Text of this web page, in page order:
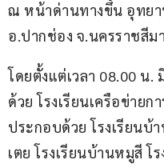
ณ หน้าด่านทางขึ้น อุทย
อ.ปากช่อง จ.นครราชสีมา
โดยตั้งแต่เวลา 08.00 น.
ด้วย โรงเรียนเครือข่าย
ประกอบด้วย โรงเรียนบ้
เตย โรงเรียนบ้านหมูสี โ